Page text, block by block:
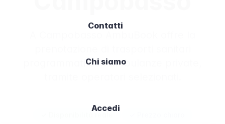
Contatti
Chi siamo
Accedi
programmati con ambulanze private,